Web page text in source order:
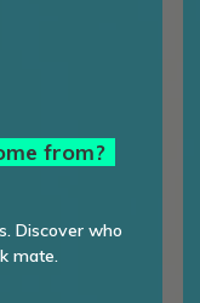
from?
Discover who
mate.